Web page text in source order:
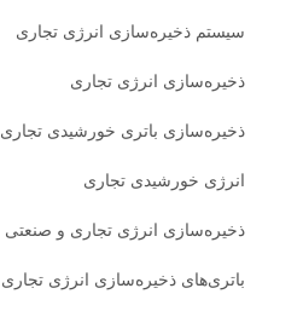
سیستم ذخیره‌سازی انرژی تجاری
ذخیره‌سازی انرژی تجاری
ذخیره‌سازی باتری خورشیدی تجاری
انرژی خورشیدی تجاری
ذخیره‌سازی انرژی تجاری و صنعتی
باتری‌های ذخیره‌سازی انرژی تجاری